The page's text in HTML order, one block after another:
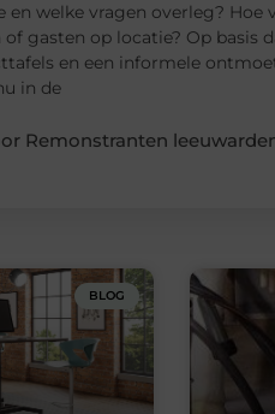
en welke vragen overleg?
gasten op locatie? Op basis
en een informele
in de
Remonstranten
BLOG